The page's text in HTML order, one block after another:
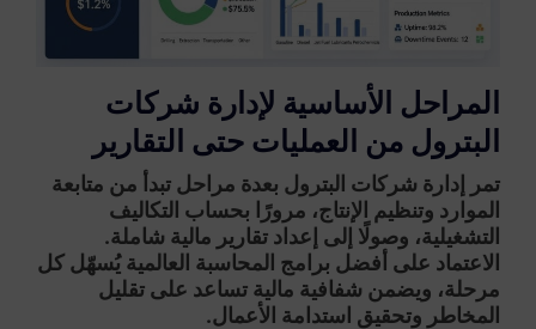
المراحل الأساسية لإدارة شركات
البترول من العمليات حتى التقارير
تمر إدارة شركات البترول بعدة مراحل تبدأ من متابعة
الموارد وتنظيم الإنتاج، مرورًا بحساب التكاليف
التشغيلية، وصولًا إلى إعداد تقارير مالية شاملة.
الاعتماد على أفضل برامج المحاسبة العالميةيُسهّل كل
مرحلة، ويضمن شفافية مالية تساعد على تقليل
المخاطر وتحقيق استدامة الأعمال.